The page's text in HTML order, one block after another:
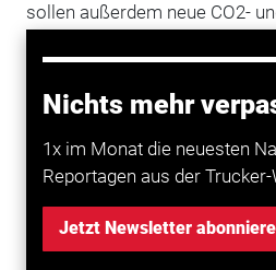
Nichts mehr
1x im Monat die neuesten
Reportagen aus der Trucker-
Jetzt Newsletter
sollen außerdem neue CO2-
Präsident Joe Biden verfolgt
amerikanische
Lkw zu stärken“, wie EPA in
Transport